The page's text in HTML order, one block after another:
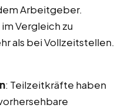
Arbeitgeber.
Vergleich zu
als bei Vollzeitstellen.
: Teilzeitkräfte haben